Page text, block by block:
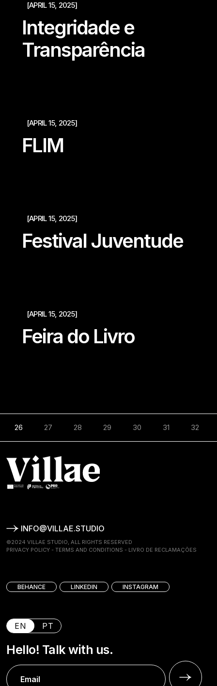
[APRIL 15, 2025]
Integridade e
Transparência
[APRIL 15, 2025]
FLIM
[APRIL 15, 2025]
Festival Juventude
[APRIL 15, 2025]
Feira do Livro
26 27 28 29 30 31 32
INFO@VILLAE.STUDIO
©2024 VILLAE STUDIO, ALL RIGHTS RESERVED
PRIVACY POLICY -TERMS AND CONDITIONS - LIVRO DE RECLAMAÇÕES
BEHANCE LINKEDIN INSTAGRAM
EN PT
Hello! Talk with us.